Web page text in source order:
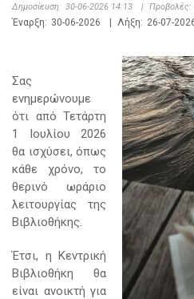
Δημοσίευση: 30-06-2026 14:13 | Προβολές:
Έναρξη: 30-06-2026 | Λήξη: 26-07-
Σας
ενημερώνουμε
ότι από Τετάρτη
1 Ιουλίου 2026
θα ισχύσει, όπως
κάθε χρόνο, το
θερινό ωράριο
λειτουργίας της
Βιβλιοθήκης.
Έτσι, η Κεντρική
Βιβλιοθήκη θα
είναι ανοικτή για